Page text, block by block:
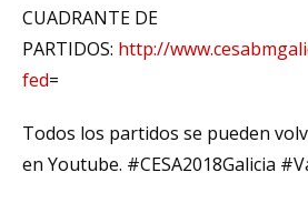
CUADRANTE DE
PARTIDOS: http://
fed=
Todos los partidos se pueden
en Youtube. #CESA2018Galicia